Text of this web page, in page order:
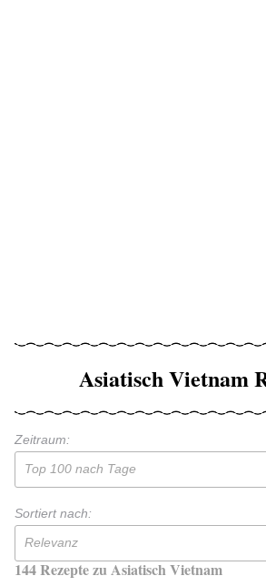
Asiatisch Vietnam
Zeitraum:
Top 100 nach Tage
Sortiert nach:
Relevanz
144 Rezepte zu Asiatisch Vietnam